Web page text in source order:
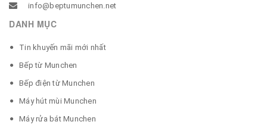
info@beptumunchen.net
DANH MỤC
Tin khuyến mãi mới nhất
Bếp từ Munchen
Bếp điện từ Munchen
Máy hút mùi Munchen
Máy rửa bát Munchen